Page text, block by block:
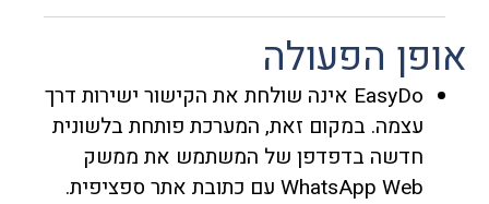
אופן הפעולה
EasyDo אינה שולחת את הקישור ישירות דרך
עצמה. במקום זאת, המערכת פותחת בלשונית
חדשה בדפדפן של המשתמש את ממשק
WhatsApp Web עם כתובת אתר ספציפית.